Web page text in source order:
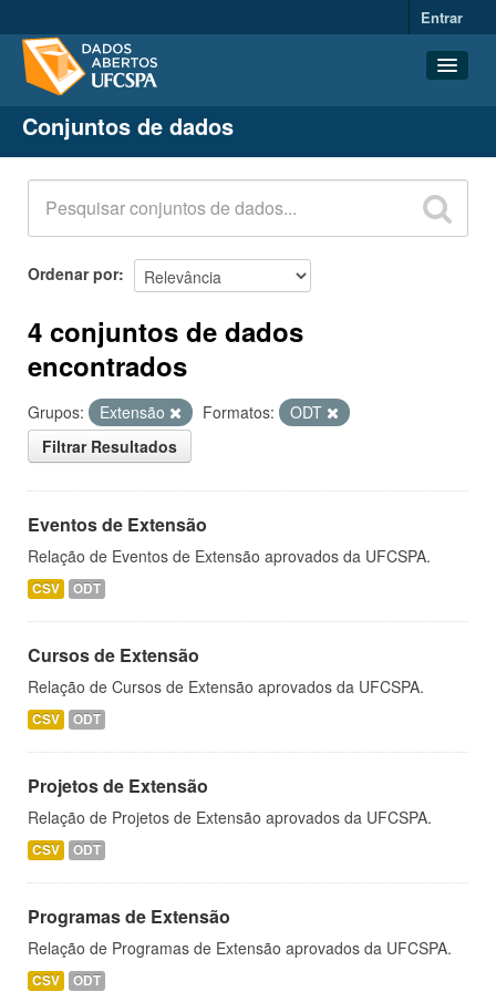
Entrar
Conjuntos de dados
Organizações
Grupos
Sobre
Conjuntos de dados
Ordenar por
4 conjuntos de dados
encontrados
Grupos: Extensão Formatos:
ODT
Filtrar Resultados
Eventos de Extensão
Relação de Eventos de Extensão aprovados da UFCSPA.
CSV ODT
Cursos de Extensão
Relação de Cursos de Extensão aprovados da UFCSPA.
CSV ODT
Projetos de Extensão
Relação de Projetos de Extensão aprovados da UFCSPA.
CSV ODT
Programas de Extensão
Relação de Programas de Extensão aprovados da UFCSPA.
CSV ODT